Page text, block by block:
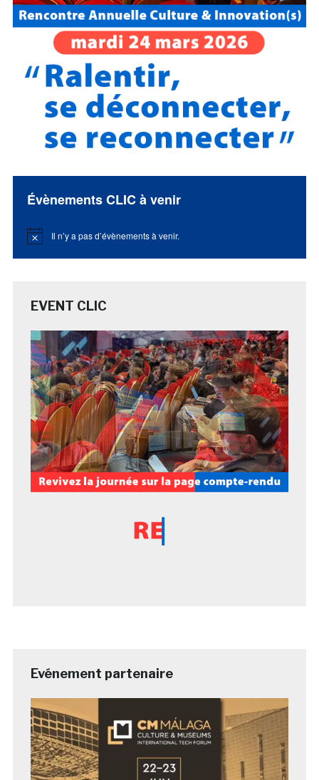
Évènements CLIC à venir
Notice Il n’y a pas d’évènements à venir.
EVENT CLIC
Evénement partenaire